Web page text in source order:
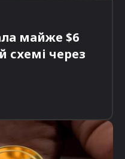
майже $6
схемі через